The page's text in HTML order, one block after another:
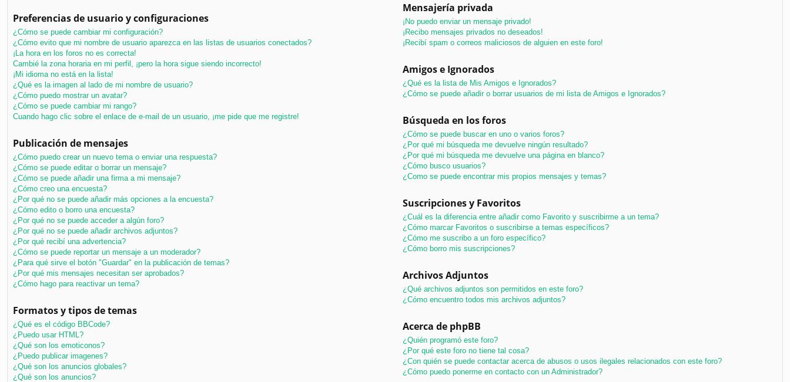
Preferencias de usuario y configuraciones
¿Cómo se puede cambiar mi configuración?
¿Cómo evito que mi nombre de usuario aparezca en las listas de usuarios conectados?
¡La hora en los foros no es correcta!
Cambié la zona horaria en mi perfil, ¡pero la hora sigue siendo incorrecto!
¡Mi idioma no está en la lista!
¿Qué es la imagen al lado de mi nombre de usuario?
¿Cómo puedo mostrar un avatar?
¿Cómo se puede cambiar mi rango?
Cuando hago clic sobre el enlace de e-mail de un usuario, ¡me pide que me registre!
Publicación de mensajes
¿Cómo puedo crear un nuevo tema o enviar una respuesta?
¿Cómo se puede editar o borrar un mensaje?
¿Cómo se puede añadir una firma a mi mensaje?
¿Cómo creo una encuesta?
¿Por qué no se puede añadir más opciones a la encuesta?
¿Cómo edito o borro una encuesta?
¿Por qué no se puede acceder a algún foro?
¿Por qué no se puede añadir archivos adjuntos?
¿Por qué recibí una advertencia?
¿Cómo se puede reportar un mensaje a un moderador?
¿Para qué sirve el botón "Guardar" en la publicación de temas?
¿Por qué mis mensajes necesitan ser aprobados?
¿Cómo hago para reactivar un tema?
Formatos y tipos de temas
¿Qué es el código BBCode?
¿Puedo usar HTML?
¿Qué son los emoticonos?
¿Puedo publicar imagenes?
¿Qué son los anuncios globales?
¿Qué son los anuncios?
Mensajería privada
¡No puedo enviar un mensaje privado!
¡Recibo mensajes privados no deseados!
¡Recibí spam o correos maliciosos de alguien en este foro!
Amigos e Ignorados
¿Qué es la lista de Mis Amigos e Ignorados?
¿Cómo se puede añadir o borrar usuarios de mi lista de Amigos e Ignorados?
Búsqueda en los foros
¿Cómo se puede buscar en uno o varios foros?
¿Por qué mi búsqueda me devuelve ningún resultado?
¿Por qué mi búsqueda me devuelve una página en blanco?
¿Cómo busco usuarios?
¿Como se puede encontrar mis propios mensajes y temas?
Suscripciones y Favoritos
¿Cuál es la diferencia entre añadir como Favorito y suscribirme a un tema?
¿Cómo marcar Favoritos o suscribirse a temas específicos?
¿Cómo me suscribo a un foro específico?
¿Cómo borro mis suscripciones?
Archivos Adjuntos
¿Qué archivos adjuntos son permitidos en este foro?
¿Cómo encuentro todos mis archivos adjuntos?
Acerca de phpBB
¿Quién programó este foro?
¿Por qué este foro no tiene tal cosa?
¿Con quién se puede contactar acerca de abusos o usos ilegales relacionados con este foro?
¿Cómo puedo ponerme en contacto con un Administrador?